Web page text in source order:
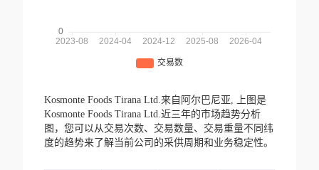
Kosmonte Foods Tirana Ltd.来自阿尔巴尼亚,
上图是
Kosmonte Foods Tirana Ltd.近三年的市场趋势分析
图，您可以从交易次数、交易数量、交易重量不同纬
度的趋势来了解当前公司的采供周期和业务稳定性。